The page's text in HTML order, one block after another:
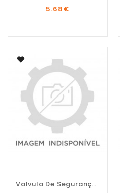
5.68€
Valvula De Segurança...